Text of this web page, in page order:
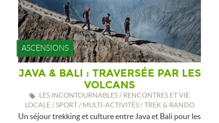
ASCENSIONS
JAVA & BALI : TRAVERSÉE PAR LES
VOLCANS
LES INCONTOURNABLES / RENCONTRES ET VIE
LOCALE / SPORT / MULTI-ACTIVITÉS / TREK & RANDO
Un séjour trekking et culture entre Java et Bali pour les